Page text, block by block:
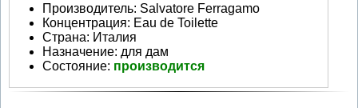
Производитель: Salvatore Ferragamo
Концентрация: Eau de Toilette
Страна: Италия
Назначение: для дам
Состояние: производится